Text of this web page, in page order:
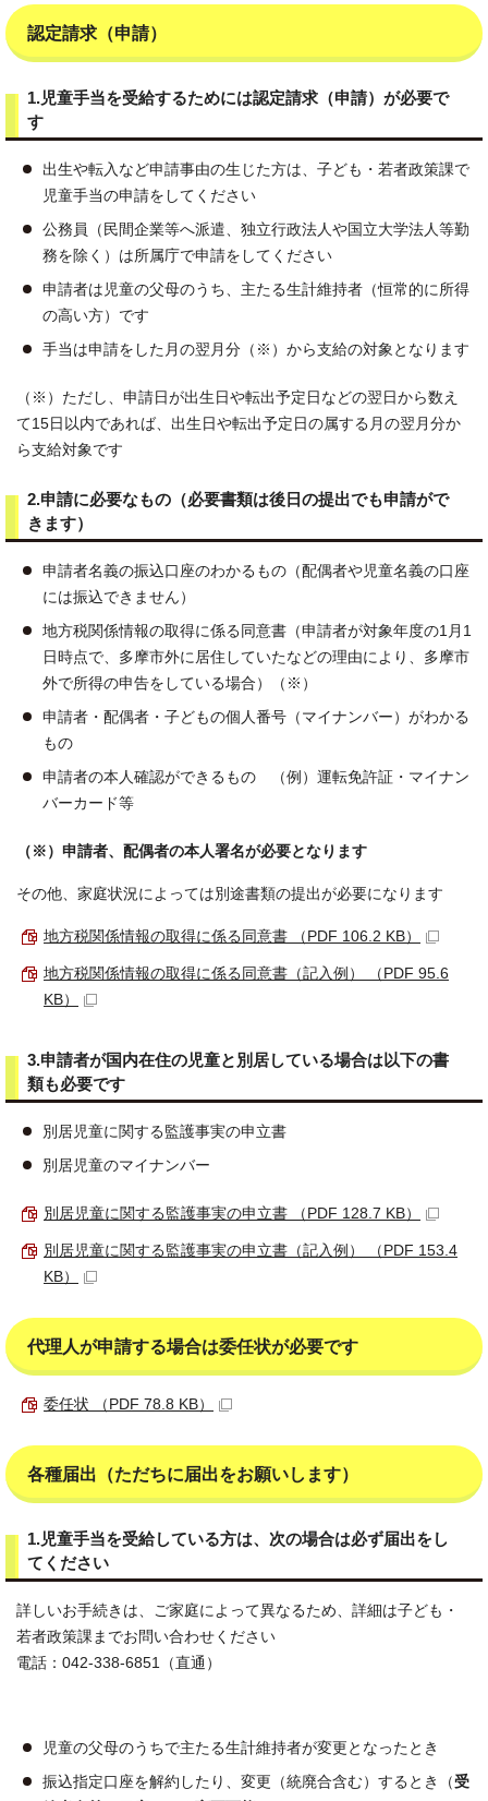
認定請求（申請）
1.児童手当を受給するためには認定請求（申請）が必要で
す
出生や転入など申請事由の生じた方は、子ども・若者政策課で
児童手当の申請をしてください
公務員（民間企業等へ派遣、独立行政法人や国立大学法人等勤
務を除く）は所属庁で申請をしてください
申請者は児童の父母のうち、主たる生計維持者（恒常的に所得
の高い方）です
手当は申請をした月の翌月分（※）から支給の対象となります
（※）ただし、申請日が出生日や転出予定日などの翌日から数え
て15日以内であれば、出生日や転出予定日の属する月の翌月分か
ら支給対象です
2.申請に必要なもの（必要書類は後日の提出でも申請がで
きます）
申請者名義の振込口座のわかるもの（配偶者や児童名義の口座
には振込できません）
地方税関係情報の取得に係る同意書（申請者が対象年度の1月1
日時点で、多摩市外に居住していたなどの理由により、多摩市
外で所得の申告をしている場合）（※）
申請者・配偶者・子どもの個人番号（マイナンバー）がわかる
もの
申請者の本人確認ができるもの （例）運転免許証・マイナン
バーカード等
（※）申請者、配偶者の本人署名が必要となります
その他、家庭状況によっては別途書類の提出が必要になります
地方税関係情報の取得に係る同意書 （PDF 106.2 KB）
地方税関係情報の取得に係る同意書（記入例） （PDF 95.6
KB）
3.申請者が国内在住の児童と別居している場合は以下の書
類も必要です
別居児童に関する監護事実の申立書
別居児童のマイナンバー
別居児童に関する監護事実の申立書 （PDF 128.7 KB）
別居児童に関する監護事実の申立書（記入例） （PDF 153.4
KB）
代理人が申請する場合は委任状が必要です
委任状 （PDF 78.8 KB）
各種届出（ただちに届出をお願いします）
1.児童手当を受給している方は、次の場合は必ず届出をし
てください
詳しいお手続きは、ご家庭によって異なるため、詳細は子ども・
若者政策課までお問い合わせください
電話：042-338-6851（直通）
児童の父母のうちで主たる生計維持者が変更となったとき
振込指定口座を解約したり、変更（統廃合含む）するとき（受